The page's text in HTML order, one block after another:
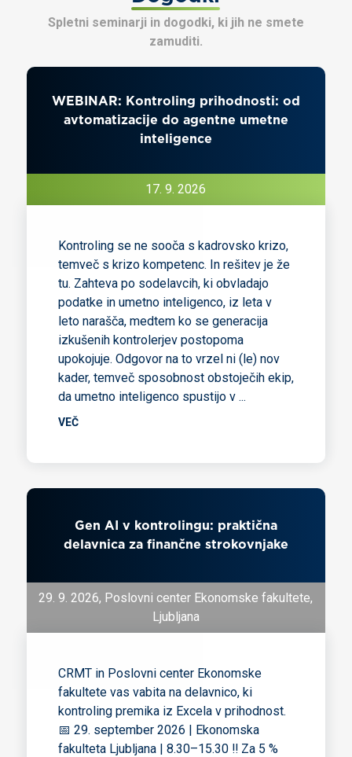
Spletni seminarji in dogodki, ki jih ne smete
zamuditi.
WEBINAR: Kontroling prihodnosti: od
avtomatizacije do agentne umetne
inteligence
17. 9. 2026
Kontroling se ne sooča s kadrovsko krizo,
temveč s krizo kompetenc. In rešitev je že
tu. Zahteva po sodelavcih, ki obvladajo
podatke in umetno inteligenco, iz leta v
leto narašča, medtem ko se generacija
izkušenih kontrolerjev postopoma
upokojuje. Odgovor na to vrzel ni (le) nov
kader, temveč sposobnost obstoječih ekip,
da umetno inteligenco spustijo v ...
VEČ
Gen AI v kontrolingu: praktična
delavnica za finančne strokovnjake
29. 9. 2026, Poslovni center Ekonomske fakultete,
Ljubljana
CRMT in Poslovni center Ekonomske
fakultete vas vabita na delavnico, ki
kontroling premika iz Excela v prihodnost.
📅 29. september 2026 | Ekonomska
fakulteta Ljubljana | 8.30–15.30 ‼️ Za 5 %